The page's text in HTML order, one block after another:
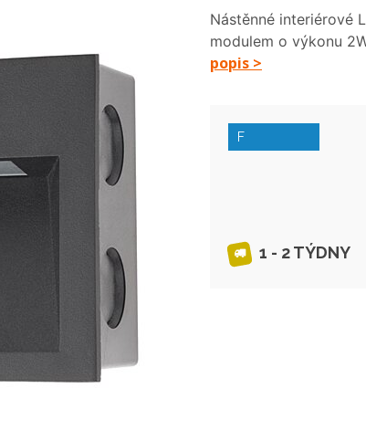
Nástěnné interiérové
modulem o výkonu
popis >
F
1 - 2 TÝDNY